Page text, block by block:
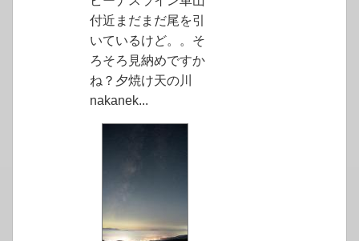
付近まだまだ尾を引
いているけど。。そ
ろそろ見納めですか
ね？夕焼け天の川
nakanek...